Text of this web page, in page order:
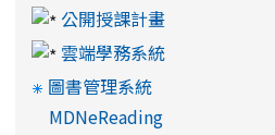
公開授課計畫
雲端學務系統
圖書管理系統
MDNeReading